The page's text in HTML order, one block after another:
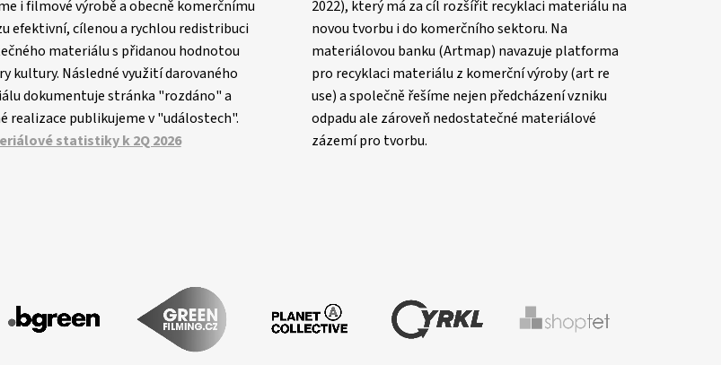
i filmové výrobě a obecně komerčnímu
efektivní, cílenou a rychlou redistribuci
materiálu s přidanou hodnotou
kultury. Následné využití darovaného
dokumentuje stránka "rozdáno" a
realizace publikujeme v "událostech".
statistiky k 2Q 2026
2022), který má za cíl rozšířit recyklaci materiálu na
novou tvorbu i do komerčního sektoru. Na
materiálovou banku (Artmap) navazuje platforma
pro recyklaci materiálu z komerční výroby (art re
use) a společně řešíme nejen předcházení vzniku
odpadu ale zároveň nedostatečné materiálové
zázemí pro tvorbu.